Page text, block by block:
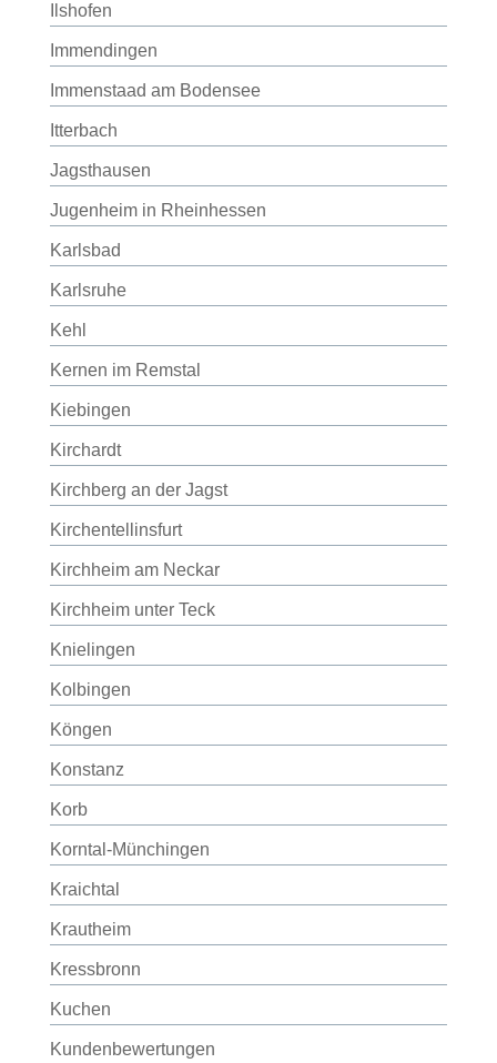
Ilshofen
Immendingen
Immenstaad am Bodensee
Itterbach
Jagsthausen
Jugenheim in Rheinhessen
Karlsbad
Karlsruhe
Kehl
Kernen im Remstal
Kiebingen
Kirchardt
Kirchberg an der Jagst
Kirchentellinsfurt
Kirchheim am Neckar
Kirchheim unter Teck
Knielingen
Kolbingen
Köngen
Konstanz
Korb
Korntal-Münchingen
Kraichtal
Krautheim
Kressbronn
Kuchen
Kundenbewertungen